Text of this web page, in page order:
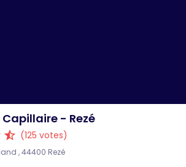
- Rezé
star_half (125 votes)
, 44400 Rezé